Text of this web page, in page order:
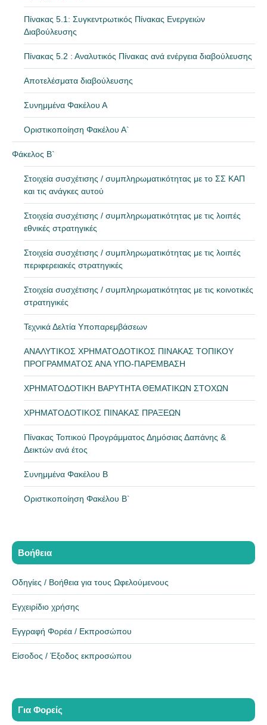
Πίνακας 5.1: Συγκεντρωτικός Πίνακας Ενεργειών
Διαβούλευσης
Πίνακας 5.2 : Αναλυτικός Πίνακας ανά ενέργεια διαβούλευσης
Αποτελέσματα διαβούλευσης
Συνημμένα Φακέλου Α
Οριστικοποίηση Φακέλου Α`
Φάκελος Β`
Στοιχεία συσχέτισης / συμπληρωματικότητας με το ΣΣ ΚΑΠ
και τις ανάγκες αυτού
Στοιχεία συσχέτισης / συμπληρωματικότητας με τις λοιπές
εθνικές στρατηγικές
Στοιχεία συσχέτισης / συμπληρωματικότητας με τις λοιπές
περιφερειακές στρατηγικές
Στοιχεία συσχέτισης / συμπληρωματικότητας με τις κοινοτικές
στρατηγικές
Τεχνικά Δελτία Υποπαρεμβάσεων
ΑΝΑΛΥΤΙΚΟΣ ΧΡΗΜΑΤΟΔΟΤΙΚΟΣ ΠΙΝΑΚΑΣ ΤΟΠΙΚΟΥ
ΠΡΟΓΡΑΜΜΑΤΟΣ ΑΝΑ ΥΠΟ-ΠΑΡΕΜΒΑΣΗ
ΧΡΗΜΑΤΟΔΟΤΙΚΗ ΒΑΡΥΤΗΤΑ ΘΕΜΑΤΙΚΩΝ ΣΤΟΧΩΝ
ΧΡΗΜΑΤΟΔΟΤΙΚΟΣ ΠΙΝΑΚΑΣ ΠΡΑΞΕΩΝ
Πίνακας Τοπικού Προγράμματος Δημόσιας Δαπάνης &
Δεικτών ανά έτος
Συνημμένα Φακέλου Β
Οριστικοποίηση Φακέλου Β`
Βοήθεια
Οδηγίες / Βοήθεια για τους Ωφελούμενους
Εγχειρίδιο χρήσης
Εγγραφή Φορέα / Εκπροσώπου
Είσοδος / Έξοδος εκπροσώπου
Για Φορείς